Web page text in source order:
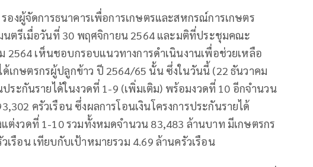
องผู้จัดการธนาคารเพื่อการเกษตรและสหกรณ์การเกษตร
นตรีเมื่อวันที่ 30 พฤศจิกายน 2564 และมติที่ประชุมคณะ
2564 เห็นชอบกรอบแนวทางการดำเนินงานเพื่อช่วยเหลือ
ด้เกษตรกรผู้ปลูกข้าว ปี 2564/65 นั้น ซึ่งในวันนี้ (22 ธันวาคม
ประกันรายได้ในงวดที่ 1-9 (เพิ่มเติม) พร้อมงวดที่ 10 อีกจำนวน
ครัวเรือน ซึ่งผลการโอนเงินโครงการประกันรายได้
ต่งวดที่ 1-10 รวมทั้งหมดจำนวน 83,483 ล้านบาท มีเกษตรกร
รือน เทียบกับเป้าหมายรวม 4.69 ล้านครัวเรือน